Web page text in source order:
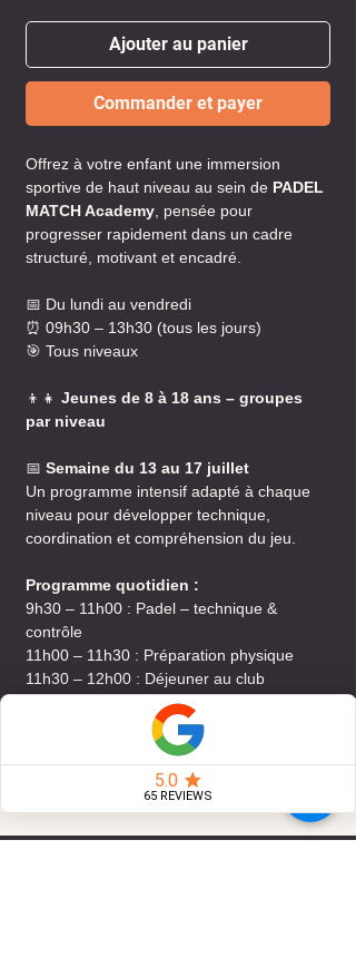
Ajouter au panier
Commander et payer
Offrez à votre enfant une immersion
sportive de haut niveau au sein de PADEL
MATCH Academy , pensée pour
progresser rapidement dans un cadre
structuré, motivant et encadré.
📅 Du lundi au vendredi
⏰ 09h30 – 13h30 (tous les jours)
🎯 Tous niveaux
👦👧 Jeunes de 8 à 18 ans – groupes
par niveau
📅 Semaine du 13 au 17 juillet
Un programme intensif adapté à chaque
niveau pour développer technique,
coordination et compréhension du jeu.
Programme quotidien :
9h30 – 11h00 : Padel – technique &
contrôle
11h00 – 11h30 : Préparation physique
11h30 – 12h00 : Déjeuner au club
12h00 – 13h30 : Padel – situations de jeu